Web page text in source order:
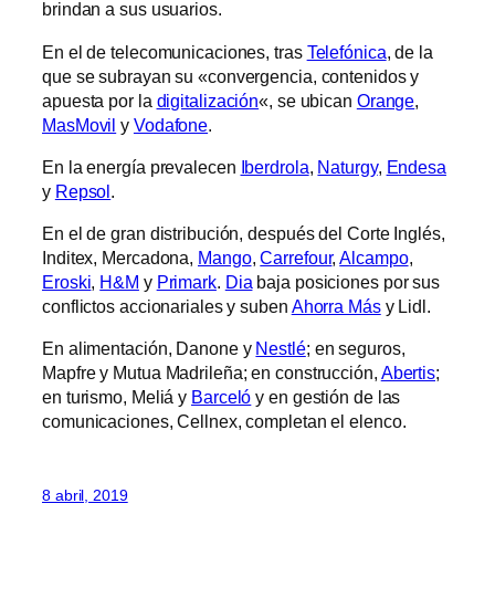
brindan a sus usuarios.
En el de telecomunicaciones, tras Telefónica, de la
que se subrayan su «convergencia, contenidos y
apuesta por la digitalización«, se ubican Orange,
MasMovil y Vodafone.
En la energía prevalecen Iberdrola, Naturgy, Endesa
y Repsol.
En el de gran distribución, después del Corte Inglés,
Inditex, Mercadona, Mango,Carrefour,Alcampo,
Eroski, H&M y Primark. Dia baja posiciones por sus
conflictos accionariales y suben Ahorra Másy Lidl.
En alimentación, Danone y Nestlé; en seguros,
Mapfre y Mutua Madrileña; en construcción, Abertis;
en turismo, Meliá y Barceló y en gestión de las
comunicaciones, Cellnex, completan el elenco.
8 abril, 2019